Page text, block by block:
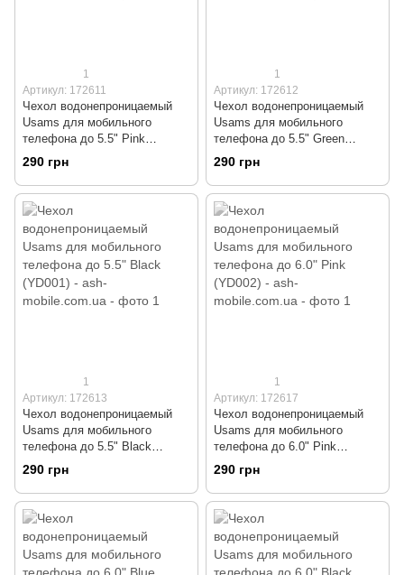
1
Артикул: 172611
Чехол водонепроницаемый
Usams для мобильного
телефона до 5.5" Pink
(YD001)
290 грн
1
Артикул: 172612
Чехол водонепроницаемый
Usams для мобильного
телефона до 5.5" Green
(YD001)
290 грн
1
Артикул: 172613
Чехол водонепроницаемый
Usams для мобильного
телефона до 5.5" Black
(YD001)
290 грн
1
Артикул: 172617
Чехол водонепроницаемый
Usams для мобильного
телефона до 6.0" Pink
(YD002)
290 грн